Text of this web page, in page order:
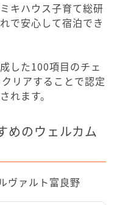
キハウス子育て総研
で安心して宿泊でき
した100項目のチェ
リアすることで認定
れます。
めのウェルカム
ヴァルト富良野